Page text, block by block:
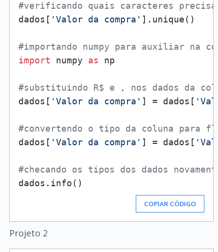
#verificando quais caracteres
dados[ 'Valor da compra' ].unique()
#importando numpy para auxiliar na
import numpy as np
#substituindo R$ e , nos dados da
dados[ 'Valor da compra' ] = dados[
#convertendo o tipo da coluna para
dados[ 'Valor da compra' ] = dados[
#checando os tipos dos dados
COPIAR CÓDIGO
Projeto 2